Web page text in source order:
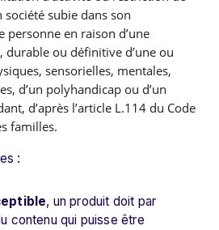
subie dans son
en raison d’une
ou définitive d’une ou
sensorielles, mentales,
d’un polyhandicap ou d’un
d’après l’article L.114 du Code
familles.
:
, un produit doit par
contenu qui puisse être